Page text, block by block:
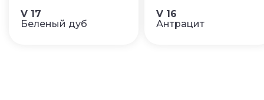
V 16
Антрацит
V 17
Беленый дуб